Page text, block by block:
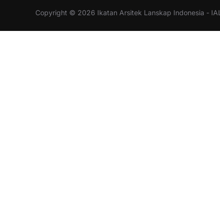
Copyright © 2026 Ikatan Arsitek Lanskap Indonesia -